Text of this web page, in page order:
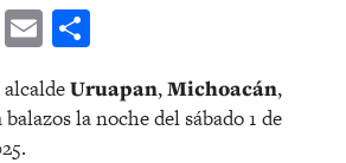
WhatsApp
Email
alcaldeUruapan,Michoacán,
balazos la noche del sábado 1 de